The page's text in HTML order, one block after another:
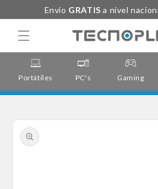
directamente
Envío GRATISa nivel
Portátiles PC's Gaming
directamente
a la
información